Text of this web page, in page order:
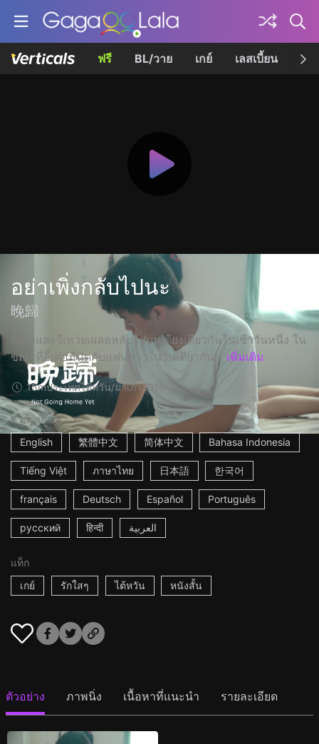
ฟรี BL/วาย เกย์ เลสเบี้ยน เค
อย่าเพิ่งกลับไปนะ
晚歸
อี้้เต๋อและจีเหว่ยเผลอหลับไปบนเตียงเดียวกันในเช้าวันหนึ่ง ใน
ขณะที่อี้เต๋อมีนัดกับแฟนสาวในวันเดียวกัน... เพิ่มเติม
15mประเทศไต้หวัน/มาเก๊า2016
คำบรรยาย
English
繁體中文 简体中文 Bahasa Indonesia
Tiếng Việt ภาษาไทย 日本語 한국어
français Deutsch Español Português
русский हिन्दी العربية
แท็ก
เกย์
รักใสๆ ไต้หวัน หนังสั้น
ตัวอย่าง ภาพนิ่ง เนื้อหาที่แนะนำ รายละเอียด